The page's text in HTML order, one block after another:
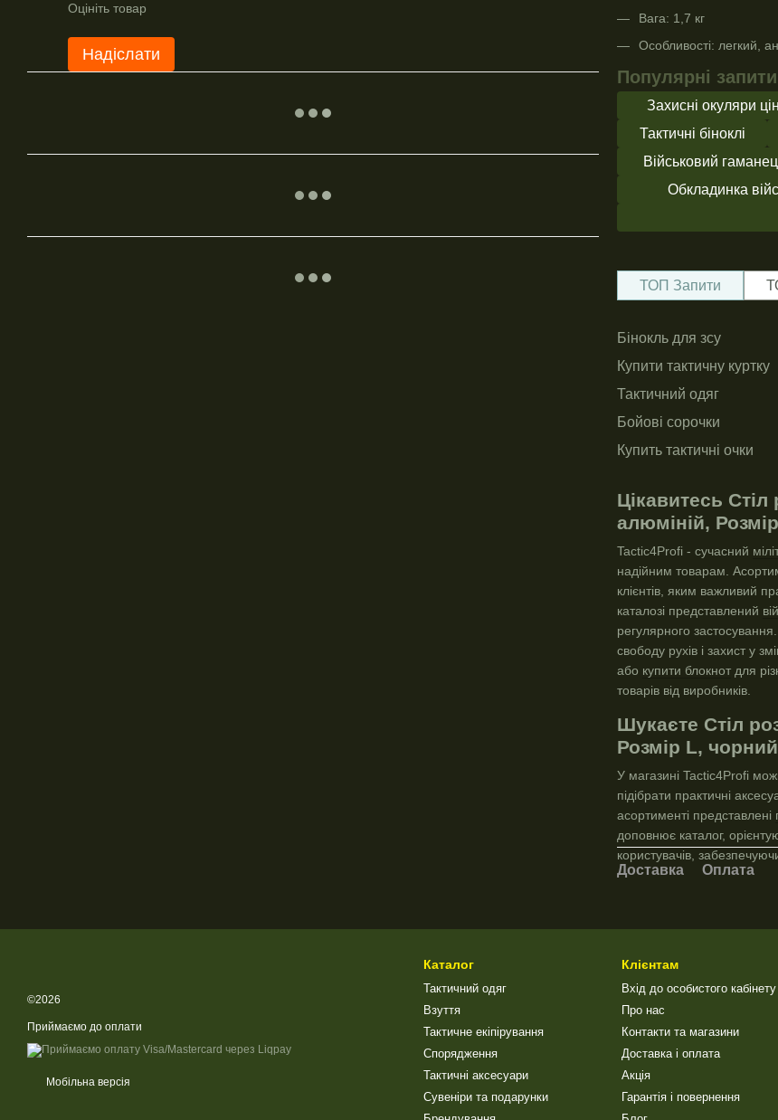
Оцініть товар
Надіслати
Вага: 1,7 кг
Особливості: легкий,
Популярні
Захисні окуляри
Тактичні біноклі
Військовий
Обкладинка
ТОП Запити
Бінокль для зсу
Купити тактичну куртку
Тактичний одяг
Бойові сорочки
Купить тактичні очки
Тактичні очки військові
Купити жетон зсу
Військовий одяг львів
Воєнний магазин
Обкладинка на
Шеврон група крові
Цікавитесь
алюміній,
Tactic4Profi - сучасний
надійним товарам.
клієнтів, яким важливий
каталозі представлений
регулярного застосування.
свободу рухів і захист у
або купити блокнот для
товарів від виробників.
Шукаєте Cтіл
Розмір L,
У магазині Tactic4Profi
підібрати практичні
асортименті представлені
доповнює каталог,
користувачів,
Доставка Оплата
©2026
Приймаємо до оплати
Мобільна версія
Каталог
Тактичний одяг
Взуття
Тактичне екіпірування
Спорядження
Тактичні аксесуари
Сувеніри та подарунки
Клієнтам
Вхід до особистого кабінету
Про нас
Контакти та магазини
Доставка і оплата
Акція
Гарантія і повернення